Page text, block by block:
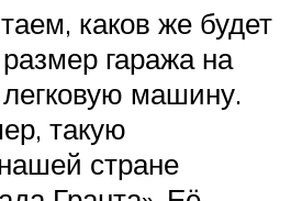
каков же будет
гаража на
машину.
такую
стране